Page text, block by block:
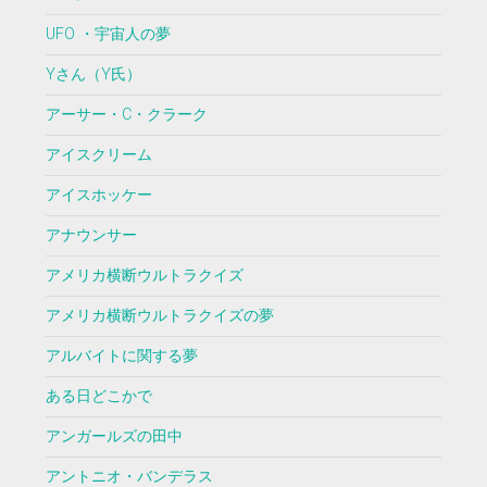
UFO ・宇宙人の夢
Yさん（Y氏）
アーサー・C・クラーク
アイスクリーム
アイスホッケー
アナウンサー
アメリカ横断ウルトラクイズ
アメリカ横断ウルトラクイズの夢
アルバイトに関する夢
ある日どこかで
アンガールズの田中
アントニオ・バンデラス